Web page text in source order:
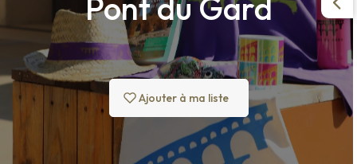
Pont du Gard
Ajouter à ma liste